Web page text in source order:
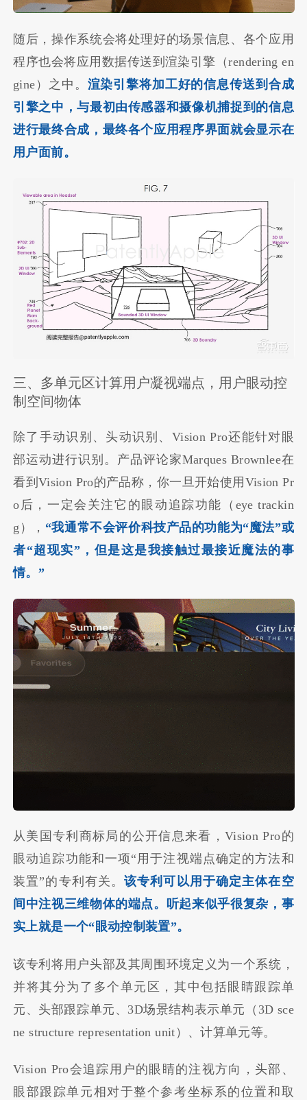
随后，操作系统会将处理好的场景信息、各个应用
程序也会将应用数据传送到渲染引擎（rendering en
gine）之中。 渲染引擎将加工好的信息传送到合成
引擎之中，与最初由传感器和摄像机捕捉到的信息
进行最终合成，最终各个应用程序界面就会显示在
用户面前。
三、多单元区计算用户凝视端点，用户眼动控
制空间物体
除了手动识别、头动识别、Vision Pro还能针对眼
部运动进行识别。产品评论家Marques Brownlee在
看到Vision Pro的产品称，你一旦开始使用Vision Pr
o后，一定会关注它的眼动追踪功能（eye trackin
g）， “我通常不会评价科技产品的功能为“魔法”或
者“超现实”，但是这是我接触过最接近魔法的事
情。”
从美国专利商标局的公开信息来看，Vision Pro的
眼动追踪功能和一项“用于注视端点确定的方法和
装置”的专利有关。该专利可以用于确定主体在空
间中注视三维物体的端点。听起来似乎很复杂，事
实上就是一个“眼动控制装置”。
该专利将用户头部及其周围环境定义为一个系统，
并将其分为了多个单元区，其中包括眼睛跟踪单
元、头部跟踪单元、3D场景结构表示单元（3D sce
ne structure representation unit）、计算单元等。
Vision Pro会追踪用户的眼睛的注视方向，头部、
眼部跟踪单元相对于整个参考坐标系的位置和取